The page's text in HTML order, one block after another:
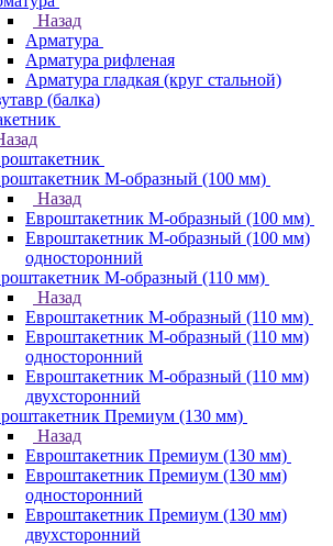
Назад
Арматура
Арматура рифленая
Арматура гладкая (круг стальной)
(балка)
М-образный (100 мм)
Назад
Евроштакетник М-образный (100 мм)
Евроштакетник М-образный (100 мм)
односторонний
М-образный (110 мм)
Назад
Евроштакетник М-образный (110 мм)
Евроштакетник М-образный (110 мм)
односторонний
Евроштакетник М-образный (110 мм)
двухсторонний
Премиум (130 мм)
Назад
Евроштакетник Премиум (130 мм)
Евроштакетник Премиум (130 мм)
односторонний
Евроштакетник Премиум (130 мм)
двухсторонний